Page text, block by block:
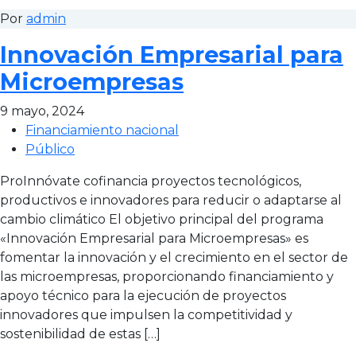
Por admin
Innovación Empresarial para
Microempresas
9 mayo, 2024
Financiamiento nacional
Público
ProInnóvate cofinancia proyectos tecnológicos,
productivos e innovadores para reducir o adaptarse al
cambio climático El objetivo principal del programa
«Innovación Empresarial para Microempresas» es
fomentar la innovación y el crecimiento en el sector de
las microempresas, proporcionando financiamiento y
apoyo técnico para la ejecución de proyectos
innovadores que impulsen la competitividad y
sostenibilidad de estas […]